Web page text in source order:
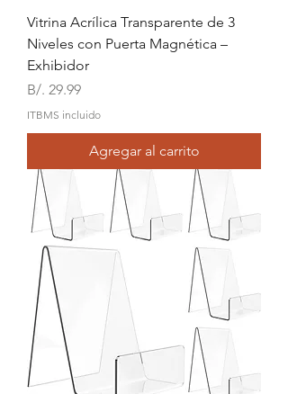
Vitrina Acrílica Transparente de 3
Niveles con Puerta Magnética –
Exhibidor
Precio
B/. 29.99
ITBMS incluido
Agregar al carrito